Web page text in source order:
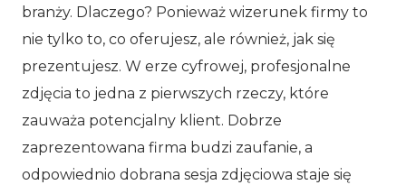
branży. Dlaczego? Ponieważ wizerunek firmy to
nie tylko to, co oferujesz, ale również, jak się
prezentujesz. W erze cyfrowej, profesjonalne
zdjęcia to jedna z pierwszych rzeczy, które
zauważa potencjalny klient. Dobrze
zaprezentowana firma budzi zaufanie, a
odpowiednio dobrana sesja zdjęciowa staje się